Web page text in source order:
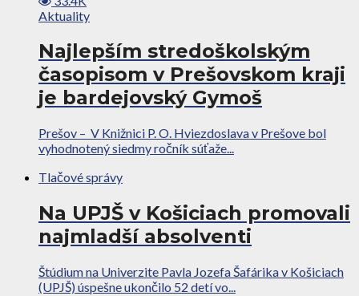
Aktuality
Najlepším stredoškolským
časopisom v Prešovskom kraji
je bardejovský Gymoš
Prešov – V Knižnici P. O. Hviezdoslava v Prešove bol
vyhodnotený siedmy ročník súťaže...
Tlačové správy
Na UPJŠ v Košiciach promovali
najmladší absolventi
Štúdium na Univerzite Pavla Jozefa Šafárika v Košiciach
(UPJŠ) úspešne ukončilo 52 detí vo...